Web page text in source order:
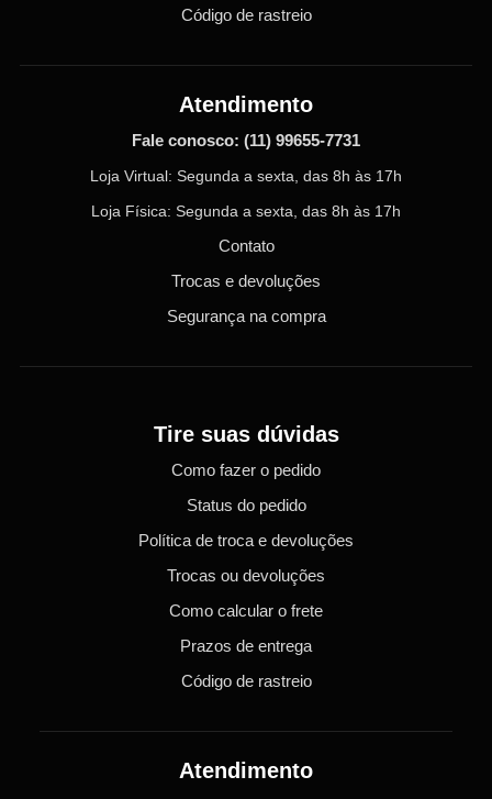
Código de rastreio
Atendimento
Fale conosco: (11) 99655-7731
Loja Virtual: Segunda a sexta, das 8h às 17h
Loja Física: Segunda a sexta, das 8h às 17h
Contato
Trocas e devoluções
Segurança na compra
Tire suas dúvidas
Como fazer o pedido
Status do pedido
Política de troca e devoluções
Trocas ou devoluções
Como calcular o frete
Prazos de entrega
Código de rastreio
Atendimento